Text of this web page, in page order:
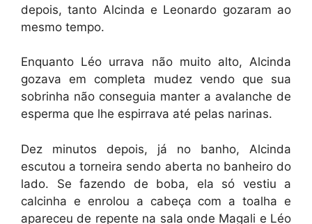
depois, tanto Alcinda e Leonardo gozaram ao
mesmo tempo.
Enquanto Léo urrava não muito alto, Alcinda
gozava em completa mudez vendo que sua
sobrinha não conseguia manter a avalanche de
esperma que lhe espirrava até pelas narinas.
Dez minutos depois, já no banho, Alcinda
escutou a torneira sendo aberta no banheiro do
lado. Se fazendo de boba, ela só vestiu a
calcinha e enrolou a cabeça com a toalha e
apareceu de repente na sala onde Magali e Léo